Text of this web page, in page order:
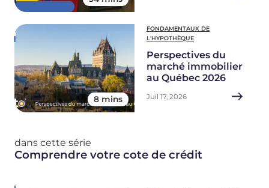
8 mins
FONDAMENTAUX DE
L'HYPOTHÈQUE
Perspectives du
marché immobilier
au Québec 2026
Juil 17, 2026
dans cette série
Comprendre votre cote de crédit